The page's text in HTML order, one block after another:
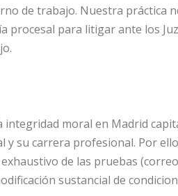
de trabajo. Nuestra práctica
procesal para litigar ante los
integridad moral en Madrid
su carrera profesional. Por
de las pruebas
sustancial de